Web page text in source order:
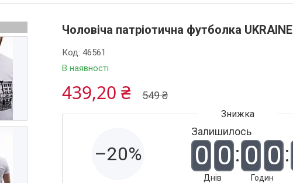
Чоловіча патріотична футболка UKRAINE
В наявності
Код:46561
549 ₴
439,20 ₴
–20%
Залишилось
0 0
Днів
0 0
Годин